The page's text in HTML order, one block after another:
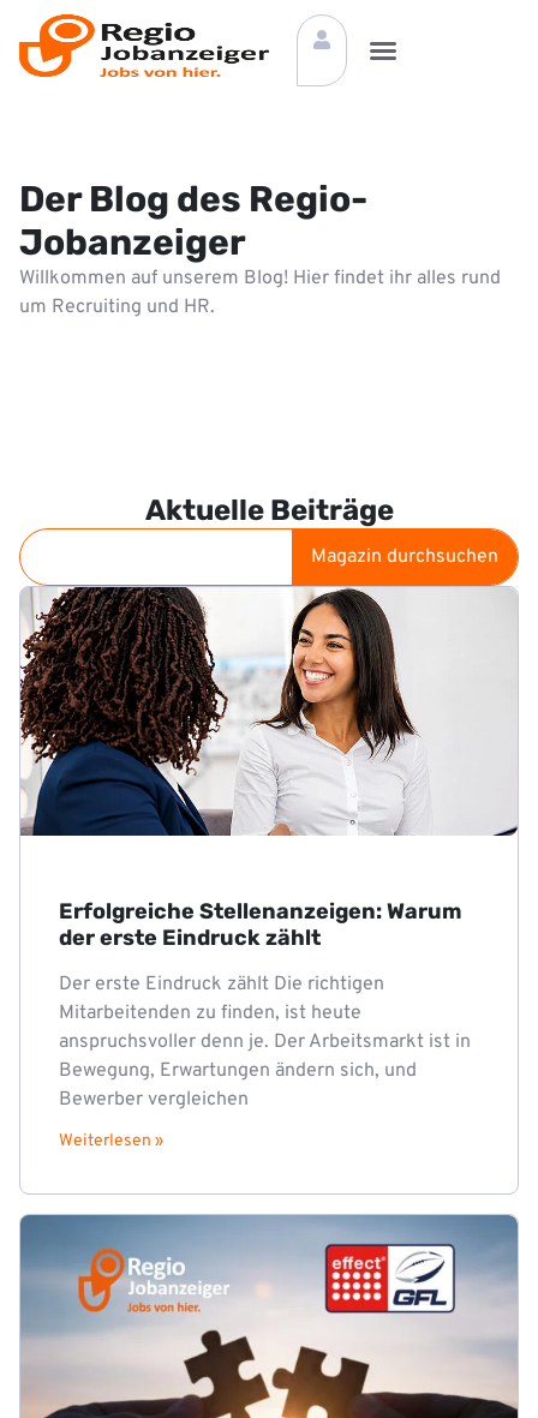
Der Blog des Regio-
Jobanzeiger
Willkommen auf unserem Blog! Hier findet ihr alles rund
um Recruiting und HR.
Aktuelle Beiträge
Magazin durchsuchen
Erfolgreiche Stellenanzeigen: Warum
der erste Eindruck zählt
Der erste Eindruck zählt Die richtigen
Mitarbeitenden zu finden, ist heute
anspruchsvoller denn je. Der Arbeitsmarkt ist in
Bewegung, Erwartungen ändern sich, und
Bewerber vergleichen
Weiterlesen »